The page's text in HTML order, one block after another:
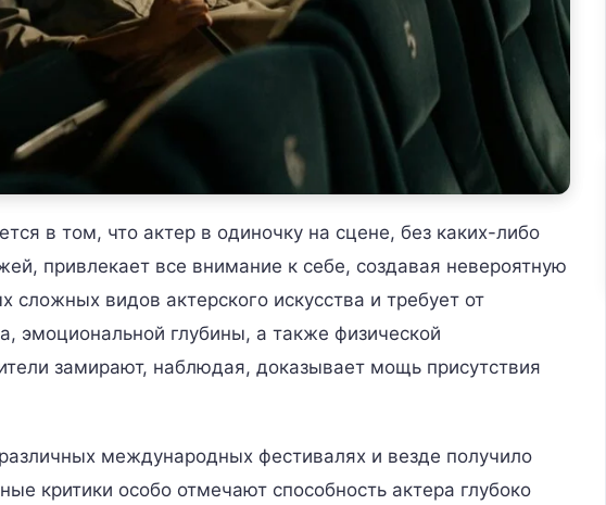
в том, что актер в одиночку на сцене, без каких-либо
привлекает все внимание к себе, создавая невероятную
сложных видов актерского искусства и требует от
эмоциональной глубины, а также физической
замирают, наблюдая, доказывает мощь присутствия
международных фестивалях и везде получило
критики особо отмечают способность актера глубоко